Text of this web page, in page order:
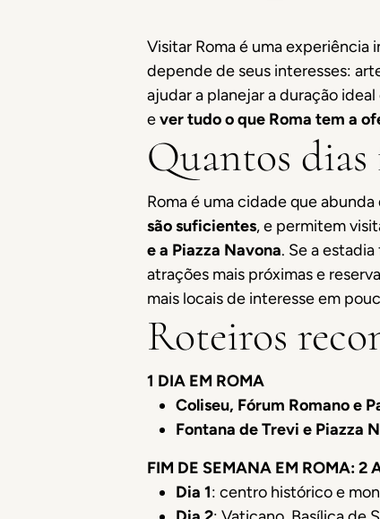
Visitar Roma é uma experiência
depende de seus interesses:
ajudar a planejar a duração
ever tudo o que Roma tem a
Quantos dias
Roma é uma cidade que
são suficientes, e permitem
e a Piazza Navona. Se a
atrações mais próximas e
mais locais de interesse em
Roteiros
1 DIA EM ROMA
Coliseu, Fórum Romano e
Fontana de Trevi e Piazza
FIM DE SEMANA EM ROMA: 2
Dia 1: centro histórico e